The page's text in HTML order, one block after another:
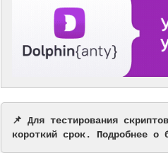
📌 Для тестирования
короткий срок. Подробнее о